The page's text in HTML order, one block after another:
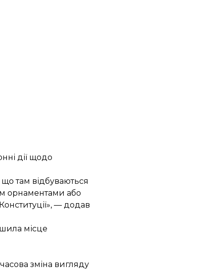
дії щодо
там відбуваються
орнаментами або
— додав
місце
зміна вигляду